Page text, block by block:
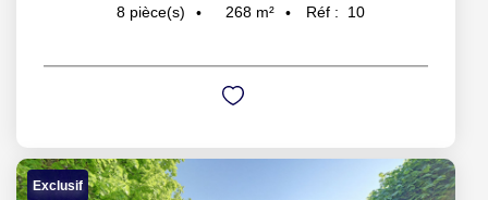
8 pièce(s) 268 m² Réf : 10
Exclusif